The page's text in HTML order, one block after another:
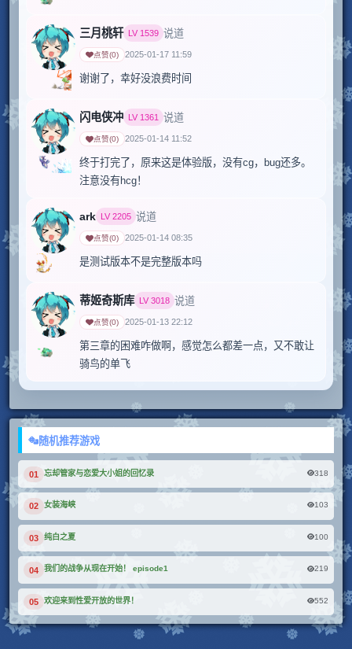
三月桃轩 LV 1539 说道
点赞(0) 2025-01-17 11:59
闪电侠冲 LV 1361 说道
点赞(0) 2025-01-14 11:52
终于打完了，原来这是体验版，没有cg，bug还多。
注意没有hcg！
ark LV2205 说道
点赞(0) 2025-01-14 08:35
是测试版本不是完整版本吗
蒂姬奇斯库 LV3018 说道
点赞(0) 2025-01-13 22:12
第三章的困难咋做啊，感觉怎么都差一点，又不敢让
骑鸟的单飞
随机推荐游戏
01 忘却管家与恋爱大小姐的回忆录 318
02 女装海峡 103
03 纯白之夏 100
04 我们的战争从现在开始！ episode1 219
05 欢迎来到性爱开放的世界！ 552